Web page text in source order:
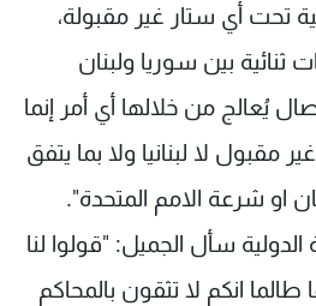
تحت أي ستار غير مقبولة،
بين سوريا ولبنان
يُعالج من خلالها أي أمر إنما
لا لبنانيا ولا بما يتفق
شرعة الامم المتحدة".
سأل الجميل: "قولوا لنا
طالما انكم لا تثقون بالمحاكم